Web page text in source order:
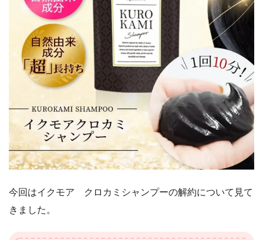
今回はイクモア クロカミシャンプーの解約について見て
きました。